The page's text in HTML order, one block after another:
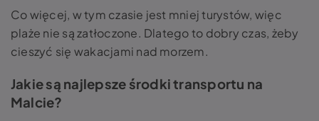
Co więcej, w tym czasie jest mniej turystów, więc
plaże nie są zatłoczone. Dlatego to dobry czas, żeby
cieszyć się wakacjami nad morzem.
Jakie są najlepsze środki transportu na
Malcie?